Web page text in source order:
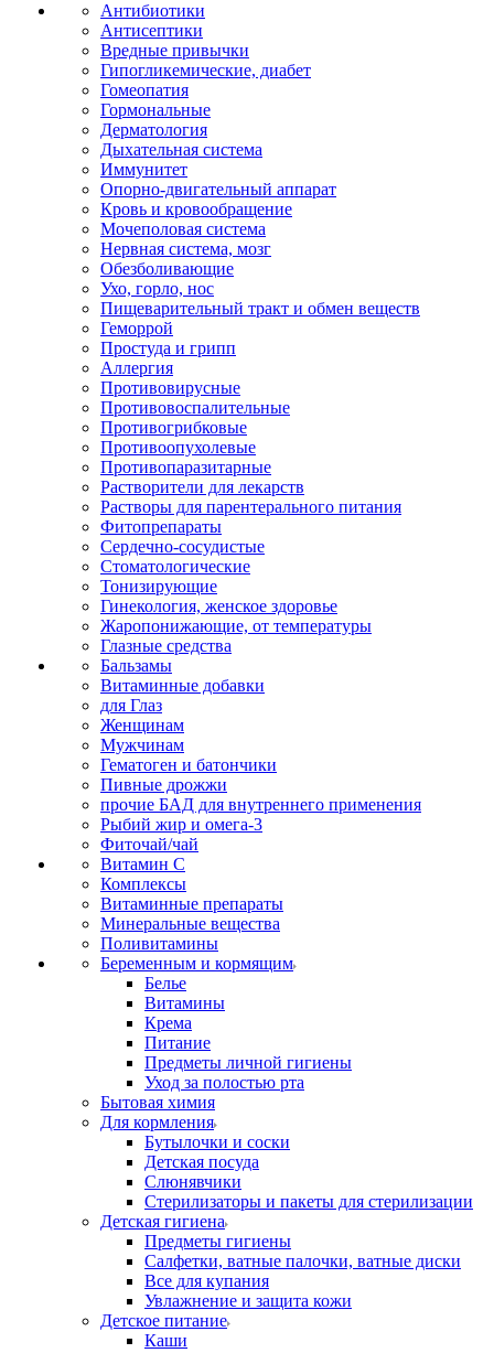
Антибиотики
Антисептики
Вредные привычки
Гипогликемические, диабет
Гомеопатия
Гормональные
Дерматология
Дыхательная система
Иммунитет
Опорно-двигательный аппарат
Кровь и кровообращение
Мочеполовая система
Нервная система, мозг
Обезболивающие
Ухо, горло, нос
Пищеварительный тракт и обмен веществ
Геморрой
Простуда и грипп
Аллергия
Противовирусные
Противовоспалительные
Противогрибковые
Противоопухолевые
Противопаразитарные
Растворители для лекарств
Растворы для парентерального питания
Фитопрепараты
Сердечно-сосудистые
Стоматологические
Тонизирующие
Гинекология, женское здоровье
Жаропонижающие, от температуры
Глазные средства
Бальзамы
Витаминные добавки
для Глаз
Женщинам
Мужчинам
Гематоген и батончики
Пивные дрожжи
прочие БАД для внутреннего применения
Рыбий жир и омега-3
Фиточай/чай
Витамин С
Комплексы
Витаминные препараты
Минеральные вещества
Поливитамины
Беременным и кормящим
Белье
Витамины
Крема
Питание
Предметы личной гигиены
Уход за полостью рта
Бытовая химия
Для кормления
Бутылочки и соски
Детская посуда
Слюнявчики
Стерилизаторы и пакеты для стерилизации
Детская гигиена
Предметы гигиены
Салфетки, ватные палочки, ватные диски
Все для купания
Увлажнение и защита кожи
Детское питание
Каши